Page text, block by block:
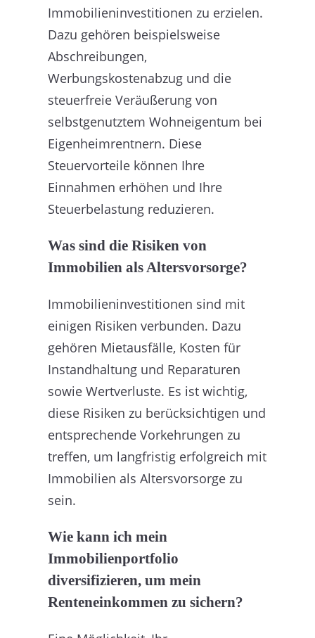
Immobilieninvestitionen zu erzielen.
Dazu gehören beispielsweise
Abschreibungen,
Werbungskostenabzug und die
steuerfreie Veräußerung von
selbstgenutztem Wohneigentum bei
Eigenheimrentnern. Diese
Steuervorteile können Ihre
Einnahmen erhöhen und Ihre
Steuerbelastung reduzieren.
Was sind die Risiken von
Immobilien als Altersvorsorge?
Immobilieninvestitionen sind mit
einigen Risiken verbunden. Dazu
gehören Mietausfälle, Kosten für
Instandhaltung und Reparaturen
sowie Wertverluste. Es ist wichtig,
diese Risiken zu berücksichtigen und
entsprechende Vorkehrungen zu
treffen, um langfristig erfolgreich mit
Immobilien als Altersvorsorge zu
sein.
Wie kann ich mein
Immobilienportfolio
diversifizieren, um mein
Renteneinkommen zu sichern?